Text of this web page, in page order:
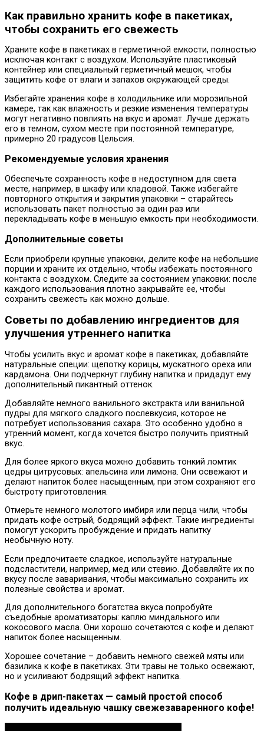
Как правильно хранить кофе в пакетиках,
чтобы сохранить его свежесть
Храните кофе в пакетиках в герметичной емкости, полностью
исключая контакт с воздухом. Используйте пластиковый
контейнер или специальный герметичный мешок, чтобы
защитить кофе от влаги и запахов окружающей среды.
Избегайте хранения кофе в холодильнике или морозильной
камере, так как влажность и резкие изменения температуры
могут негативно повлиять на вкус и аромат. Лучше держать
его в темном, сухом месте при постоянной температуре,
примерно 20 градусов Цельсия.
Рекомендуемые условия хранения
Обеспечьте сохранность кофе в недоступном для света
месте, например, в шкафу или кладовой. Также избегайте
повторного открытия и закрытия упаковки – старайтесь
использовать пакет полностью за один раз или
перекладывать кофе в меньшую емкость при необходимости.
Дополнительные советы
Если приобрели крупные упаковки, делите кофе на небольшие
порции и храните их отдельно, чтобы избежать постоянного
контакта с воздухом. Следите за состоянием упаковки: после
каждого использования плотно закрывайте ее, чтобы
сохранить свежесть как можно дольше.
Советы по добавлению ингредиентов для
улучшения утреннего напитка
Чтобы усилить вкус и аромат кофе в пакетиках, добавляйте
натуральные специи: щепотку корицы, мускатного ореха или
кардамона. Они подчеркнут глубину напитка и придадут ему
дополнительный пикантный оттенок.
Добавляйте немного ванильного экстракта или ванильной
пудры для мягкого сладкого послевкусия, которое не
потребует использования сахара. Это особенно удобно в
утренний момент, когда хочется быстро получить приятный
вкус.
Для более яркого вкуса можно добавить тонкий ломтик
цедры цитрусовых: апельсина или лимона. Они освежают и
делают напиток более насыщенным, при этом сохраняют его
быстроту приготовления.
Отмерьте немного молотого имбиря или перца чили, чтобы
придать кофе острый, бодрящий эффект. Такие ингредиенты
помогут ускорить пробуждение и придать напитку
необычную ноту.
Если предпочитаете сладкое, используйте натуральные
подсластители, например, мед или стевию. Добавляйте их по
вкусу после заваривания, чтобы максимально сохранить их
полезные свойства и аромат.
Для дополнительного богатства вкуса попробуйте
съедобные ароматизаторы: каплю миндального или
кокосового масла. Они хорошо сочетаются с кофе и делают
напиток более насыщенным.
Хорошее сочетание – добавить немного свежей мяты или
базилика к кофе в пакетиках. Эти травы не только освежают,
но и усиливают бодрящий эффект напитка.
Кофе в дрип-пакетах — самый простой способ
получить идеальную чашку свежезаваренного кофе!